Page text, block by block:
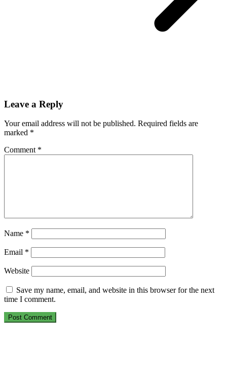
Leave a Reply
Your email address will not be published. Required fields are
marked *
Comment *
Name *
Email *
Website
Save my name, email, and website in this browser for the next
time I comment.